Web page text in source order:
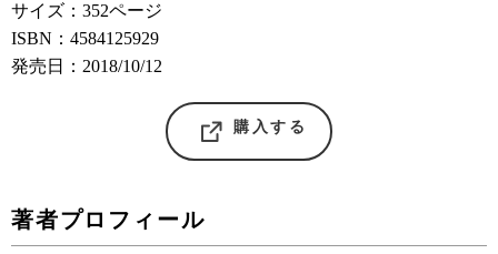
サイズ：352ページ
ISBN：4584125929
発売日：2018/10/12
購入する
著者プロフィール